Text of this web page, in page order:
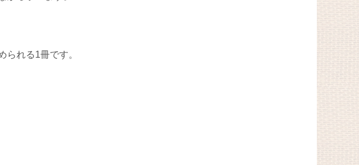
れる1冊です。